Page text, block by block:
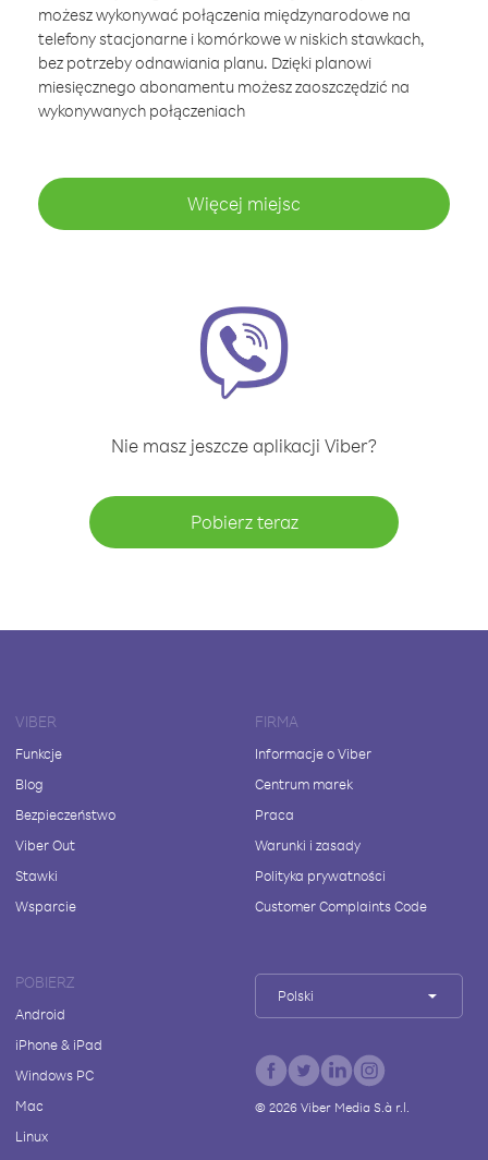
możesz wykonywać połączenia międzynarodowe na
telefony stacjonarne i komórkowe w niskich stawkach,
bez potrzeby odnawiania planu. Dzięki planowi
miesięcznego abonamentu możesz zaoszczędzić na
wykonywanych połączeniach
Więcej miejsc
Nie masz jeszcze aplikacji Viber?
Pobierz teraz
VIBER
Funkcje
Blog
Bezpieczeństwo
Viber Out
Stawki
Wsparcie
FIRMA
Informacje o Viber
Centrum marek
Praca
Warunki i zasady
Polityka prywatności
Customer Complaints Code
POBIERZ
Android
iPhone & iPad
Windows PC
Mac
Linux
Polski
© 2026Viber Media S.à r.l.